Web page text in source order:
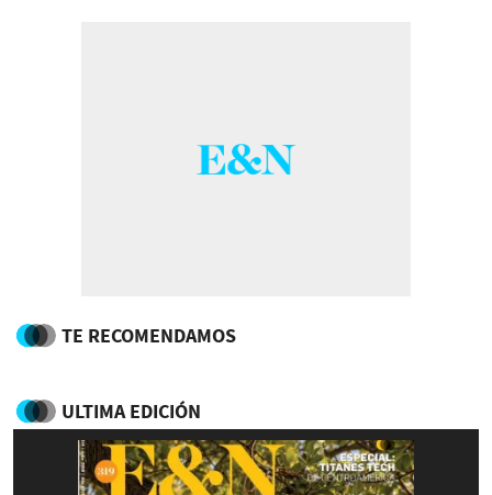
TE RECOMENDAMOS
ULTIMA EDICIÓN